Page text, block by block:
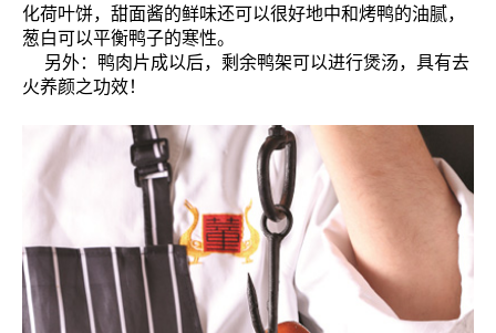
化荷叶饼，甜面酱的鲜味还可以很好地中和烤鸭的油腻，
葱白可以平衡鸭子的寒性。
另外：鸭肉片成以后，剩余鸭架可以进行煲汤，具有去
火养颜之功效！